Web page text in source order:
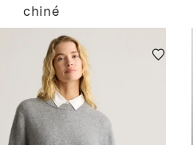
chiné